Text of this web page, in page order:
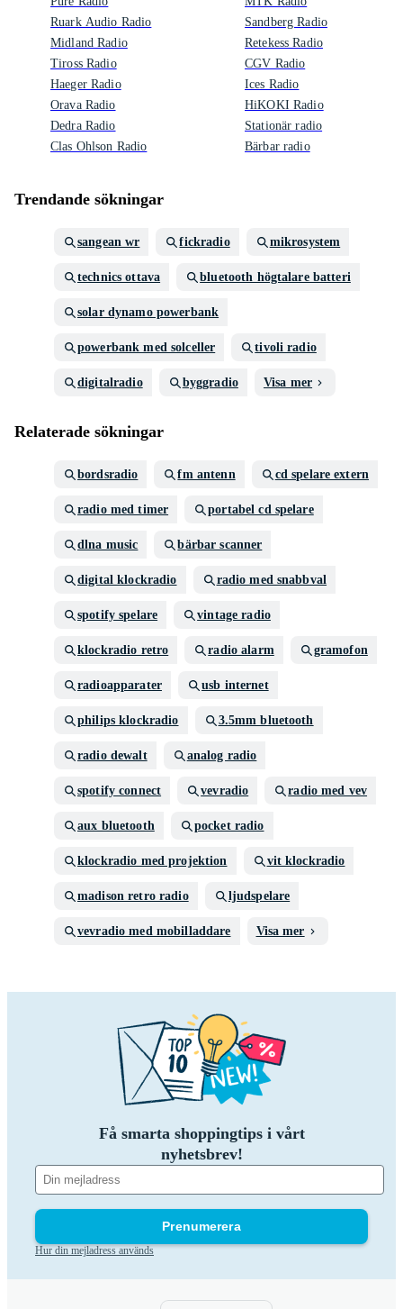
Ruark Audio Radio
Midland Radio
Tiross Radio
Haeger Radio
Orava Radio
Dedra Radio
Clas Ohlson Radio
Sandberg Radio
Retekess Radio
CGV Radio
Ices Radio
HiKOKI Radio
Stationär radio
Bärbar radio
Trendande sökningar
sangean wr fickradio mikrosystem
technics ottava bluetooth högtalare batteri
solar dynamo powerbank
powerbank med solceller tivoli radio
digitalradio byggradio Visa mer
Relaterade sökningar
bordsradio fm antenn cd spelare extern
radio med timer portabel cd spelare
dlna music bärbar scanner
digital klockradio radio med snabbval
spotify spelare vintage radio
klockradio retro radio alarm gramofon
radioapparater usb internet
philips klockradio 3.5mm bluetooth
radio dewalt analog radio
spotify connect vevradio radio med vev
aux bluetooth pocket radio
klockradio med projektion vit klockradio
madison retro radio ljudspelare
vevradio med mobilladdare Visa mer
Få smarta shoppingtips i vårt
nyhetsbrev!
Prenumerera
Hur din mejladress används